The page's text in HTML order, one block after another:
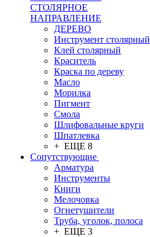
СТОЛЯРНОЕ
НАПРАВЛЕНИЕ
ДЕРЕВО
Инструмент столярный
Клей столярный
Краситель
Краска по дереву
Масло
Морилка
Пигмент
Смола
Шлифовальные круги
Шпатлевка
+ ЕЩЕ 8
Сопутствующие
Арматура
Инструменты
Книги
Мелочовка
Огнетушители
Труба, уголок, полоса
+ ЕЩЕ 3